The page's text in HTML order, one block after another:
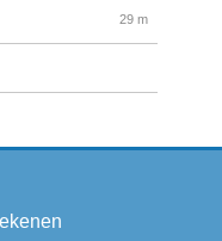
29 m